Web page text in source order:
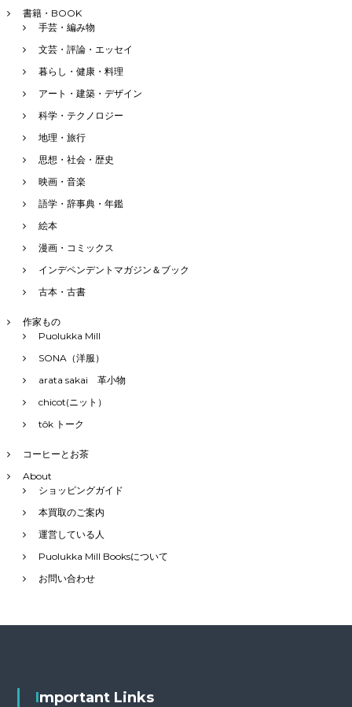
書籍・BOOK
手芸・編み物
文芸・評論・エッセイ
暮らし・健康・料理
アート・建築・デザイン
科学・テクノロジー
地理・旅行
思想・社会・歴史
映画・音楽
語学・辞事典・年鑑
絵本
漫画・コミックス
インデペンデントマガジン＆ブック
古本・古書
作家もの
Puolukka Mill
SONA（洋服）
arata sakai 革小物
chicot(ニット）
tôk トーク
コーヒーとお茶
About
ショッピングガイド
本買取のご案内
運営している人
Puolukka Mill Booksについて
お問い合わせ
Important Links